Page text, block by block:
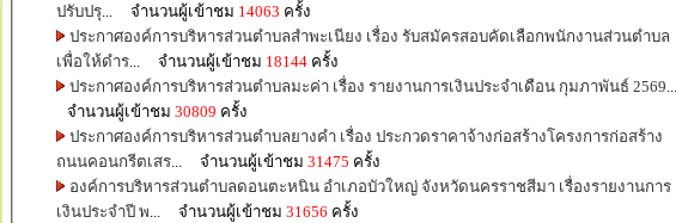
ปรับปรุ... จำนวนผู้เข้าชม 14063 ครั้ง
ประกาศองค์การบริหารส่วนตำบลสำพะเนียง เรื่อง รับสมัครสอบคัดเลือกพนักงานส่วนตำบล
เพื่อให้ดำร... จำนวนผู้เข้าชม 18144ครั้ง
ประกาศองค์การบริหารส่วนตำบลมะค่า เรื่อง รายงานการเงินประจำเดือน กุมภาพันธ์ 2569
จำนวนผู้เข้าชม 30809 ครั้ง
ประกาศองค์การบริหารส่วนตำบลยางคำ เรื่อง ประกวดราคาจ้างก่อสร้างโครงการก่อสร้าง
ถนนคอนกรีตเสร... จำนวนผู้เข้าชม 31475 ครั้ง
องค์การบริหารส่วนตำบลดอนตะหนิน อำเภอบัวใหญ่ จังหวัดนครราชสีมา เรื่องรายงานการ
เงินประจำปี พ ... จำนวนผู้เข้าชม 31656 ครั้ง